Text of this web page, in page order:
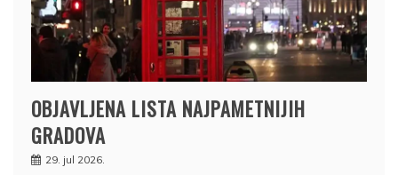
OBJAVLJENA LISTA NAJPAMETNIJIH
GRADOVA
29. jul 2026.